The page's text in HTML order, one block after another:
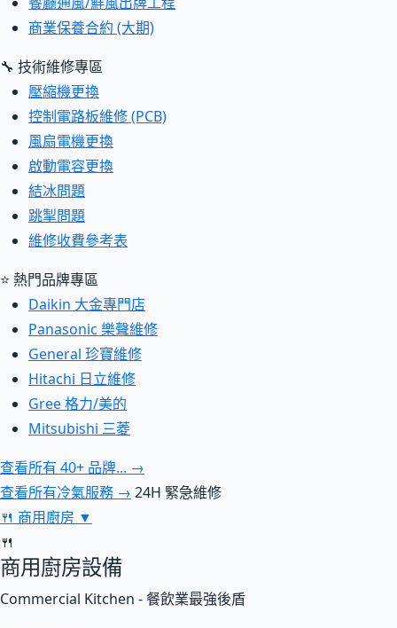
商業保養合約 (大期)
🔧 技術維修專區
壓縮機更換
控制電路板維修 (PCB)
風扇電機更換
啟動電容更換
結冰問題
跳掣問題
維修收費參考表
⭐ 熱門品牌專區
Daikin 大金專門店
Panasonic 樂聲維修
General 珍寶維修
Hitachi 日立維修
Gree 格力/美的
Mitsubishi 三菱
查看所有 40+ 品牌... →
查看所有冷氣服務 → 24H 緊急維修
🍴 商用廚房 ▼
🍴
商用廚房設備
Commercial Kitchen - 餐飲業最強後盾